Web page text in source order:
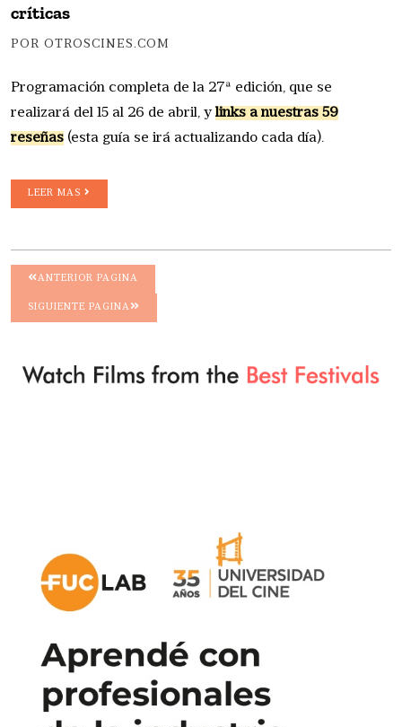
críticas
POR OTROSCINES.COM
Programación completa de la 27ª edición, que se
realizará del 15 al 26 de abril, ylinks a nuestras 59
reseñas (esta guía se irá actualizando cada día).
LEER MAS
ANTERIOR PAGINA
SIGUIENTE PAGINA